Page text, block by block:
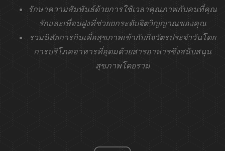
รักษาความสัมพันธ์ด้วยการใช้เวลาคุณภาพกับคนที่คุณ
รักและเพื่อนฝูงที่ช่วยยกระดับจิตวิญญาณของคุณ
รวมนิสัยการกินเพื่อสุขภาพเข้ากับกิจวัตรประจำวันโดย
การบริโภคอาหารที่อุดมด้วยสารอาหารซึ่งสนับสนุน
สุขภาพโดยรวม